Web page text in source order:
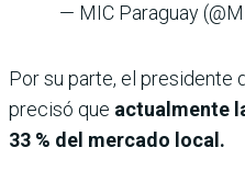
— MIC Paraguay
Por su parte, el presidente
precisó que actualmente
33 % del mercado local.